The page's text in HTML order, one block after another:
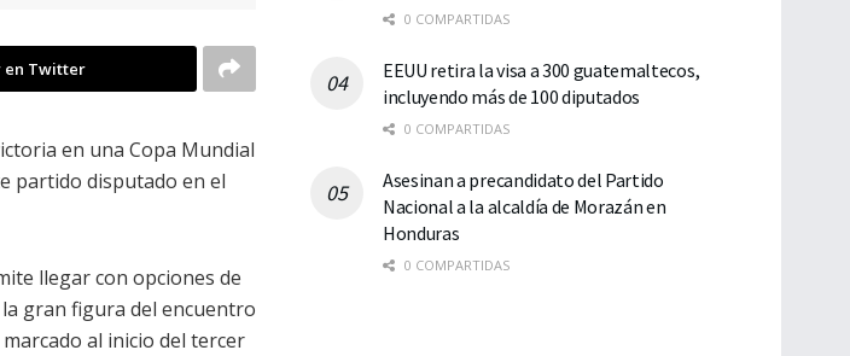
en Twitter
en una Copa Mundial
partido disputado en el
llegar con opciones de
gran figura del encuentro
al inicio del tercer
0 COMPARTIDAS
EEUU retira la visa a 300 guatemaltecos,
incluyendo más de 100 diputados
0 COMPARTIDAS
Asesinan a precandidato del Partido
Nacional a la alcaldía de Morazán en
Honduras
0 COMPARTIDAS